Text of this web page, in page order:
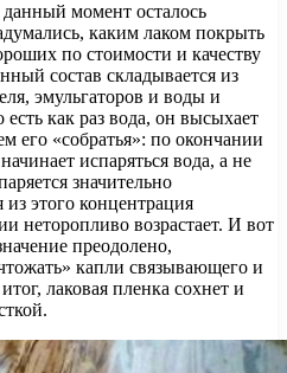
момент осталось
каким лаком покрыть
по стоимости и качеству
состав складывается из
эмульгаторов и воды и
есть как раз вода, он высыхает
его «собратья»: по окончании
испаряться вода, а не
значительно
этого концентрация
неторопливо возрастает. И вот
преодолено,
капли связывающего и
лаковая пленка сохнет и